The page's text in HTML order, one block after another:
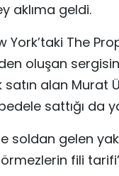
aklıma geldi.
York’taki The
oluşan
satın alan
sattığı da
soldan gelen
fili